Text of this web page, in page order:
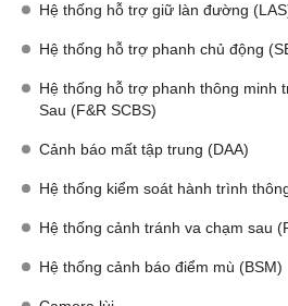
Hệ thống hỗ trợ giữ làn đường
Hệ thống hỗ trợ phanh chủ động
Hệ thống hỗ trợ phanh thông minh
Sau (F&R SCBS)
Cảnh báo mất tập trung (DAA)
Hệ thống kiểm soát hành trình
Hệ thống cảnh tránh va chạm sau
Hệ thống cảnh báo điểm mù (BSM)